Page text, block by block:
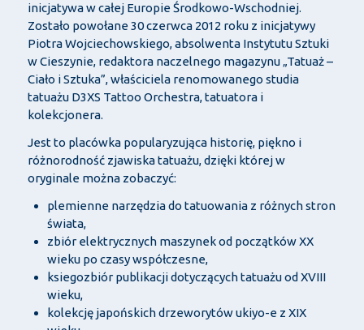
inicjatywa w całej Europie Środkowo-Wschodniej.
Zostało powołane 30 czerwca 2012 roku z inicjatywy
Piotra Wojciechowskiego, absolwenta Instytutu Sztuki
w Cieszynie, redaktora naczelnego magazynu „Tatuaż –
Ciało i Sztuka”, właściciela renomowanego studia
tatuażu D3XS Tattoo Orchestra, tatuatora i
kolekcjonera.
Jest to placówka popularyzująca historię, piękno i
różnorodność zjawiska tatuażu, dzięki której w
oryginale można zobaczyć:
plemienne narzędzia do tatuowania z różnych stron
świata,
zbiór elektrycznych maszynek od początków XX
wieku po czasy współczesne,
ksiegozbiór publikacji dotyczących tatuażu od XVIII
wieku,
kolekcję japońskich drzeworytów ukiyo-e z XIX